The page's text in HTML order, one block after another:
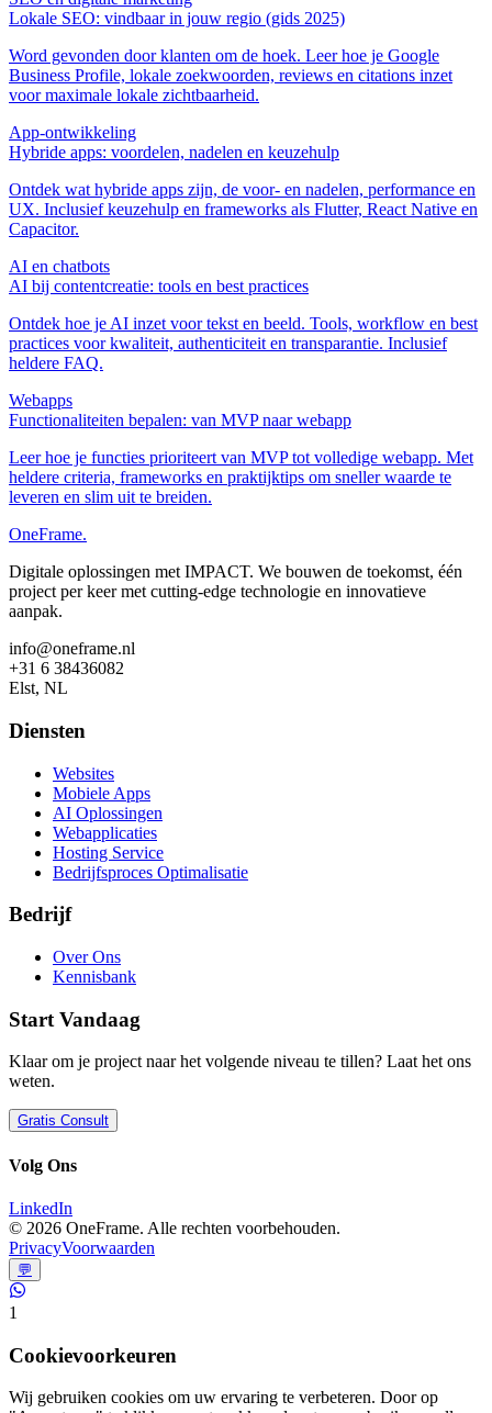
Lokale SEO: vindbaar in jouw regio (gids 2025)
Word gevonden door klanten om de hoek. Leer hoe je Google
Business Profile, lokale zoekwoorden, reviews en citations inzet
voor maximale lokale zichtbaarheid.
App‑ontwikkeling
Hybride apps: voordelen, nadelen en keuzehulp
Ontdek wat hybride apps zijn, de voor- en nadelen, performance en
UX. Inclusief keuzehulp en frameworks als Flutter, React Native en
Capacitor.
AI en chatbots
AI bij contentcreatie: tools en best practices
Ontdek hoe je AI inzet voor tekst en beeld. Tools, workflow en best
practices voor kwaliteit, authenticiteit en transparantie. Inclusief
heldere FAQ.
Webapps
Functionaliteiten bepalen: van MVP naar webapp
Leer hoe je functies prioriteert van MVP tot volledige webapp. Met
heldere criteria, frameworks en praktijktips om sneller waarde te
leveren en slim uit te breiden.
OneFrame.
Digitale oplossingen met IMPACT. We bouwen de toekomst, één
project per keer met cutting-edge technologie en innovatieve
aanpak.
info@oneframe.nl
+31 6 38436082
Elst, NL
Diensten
Websites
Mobiele Apps
AI Oplossingen
Webapplicaties
Hosting Service
Bedrijfsproces Optimalisatie
Bedrijf
Over Ons
Kennisbank
Start Vandaag
Klaar om je project naar het volgende niveau te tillen? Laat het ons
weten.
Gratis Consult
Volg Ons
LinkedIn
© 2026 OneFrame. Alle rechten voorbehouden.
PrivacyVoorwaarden
💬
1
Cookievoorkeuren
Wij gebruiken cookies om uw ervaring te verbeteren. Door op